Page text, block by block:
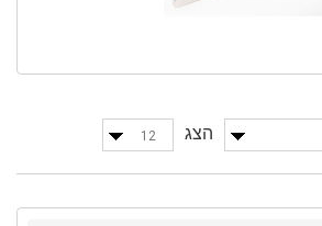
הצג 12